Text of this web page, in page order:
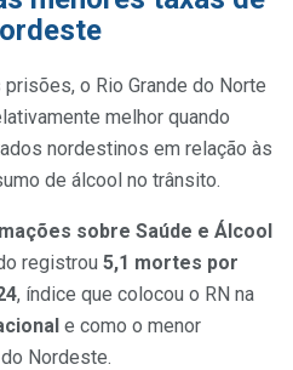
o Rio Grande do Norte
melhor quando
nordestinos em relação às
de álcool no trânsito.
sobre Saúde e Álcool
registrou 5,1 mortes por
, índice que colocou o RN na
e como o menor
Nordeste.